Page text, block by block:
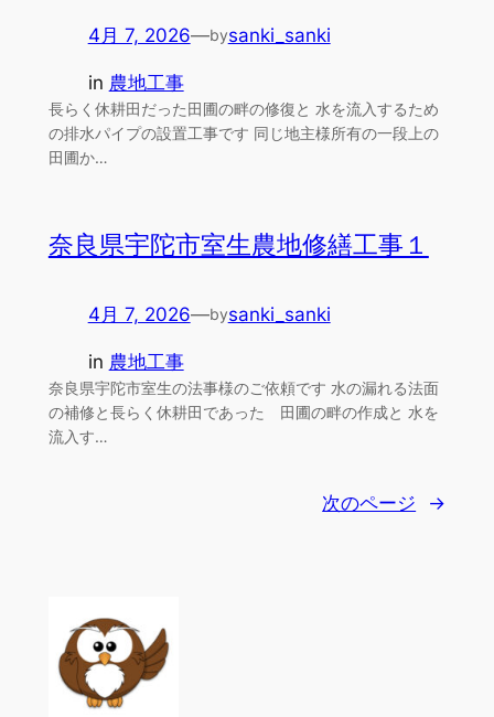
4月 7, 2026—bysanki_sanki
in 農地工事
長らく休耕田だった田圃の畔の修復と 水を流入するため
の排水パイプの設置工事です 同じ地主様所有の一段上の
田圃か…
奈良県宇陀市室生農地修繕工事１
4月 7, 2026—bysanki_sanki
in 農地工事
奈良県宇陀市室生の法事様のご依頼です 水の漏れる法面
の補修と長らく休耕田であった 田圃の畔の作成と 水を
流入す…
次のページ →